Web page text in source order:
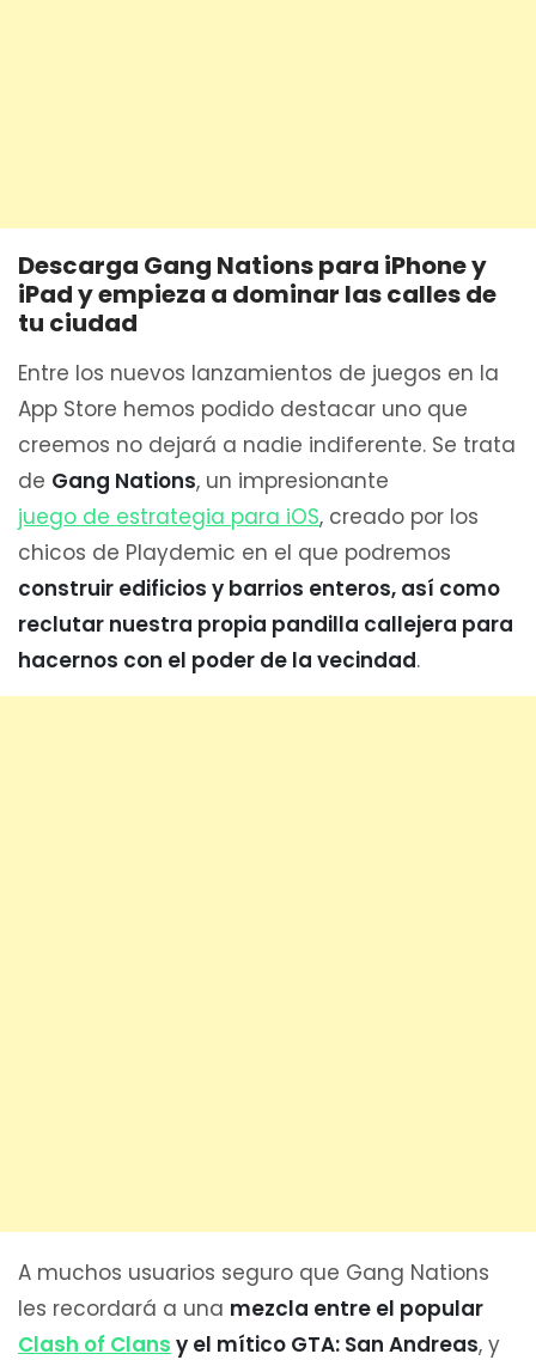
Descarga Gang Nations para iPhone y
iPad y empieza a dominar las calles de
tu ciudad
Entre los nuevos lanzamientos de juegos en la
App Store hemos podido destacar uno que
creemos no dejará a nadie indiferente. Se trata
de Gang Nations, un impresionante
juego de estrategia para iOS, creado por los
chicos de Playdemic en el que podremos
construir edificios y barrios enteros, así como
reclutar nuestra propia pandilla callejera para
hacernos con el poder de la vecindad.
A muchos usuarios seguro que Gang Nations
les recordará a una mezcla entre el popular
Clash of Clans y el mítico GTA: San Andreas, y